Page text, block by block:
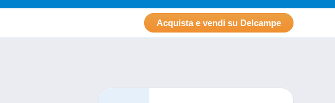
Acquista e vendi su Delcampe